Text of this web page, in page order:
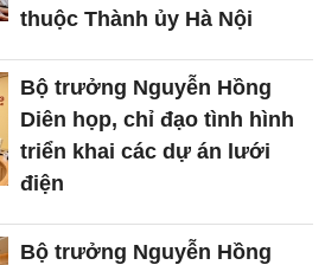
thuộc Thành ủy Hà Nội
Bộ trưởng Nguyễn Hồng
Diên họp, chỉ đạo tình hình
triển khai các dự án lưới
điện
Bộ trưởng Nguyễn Hồng